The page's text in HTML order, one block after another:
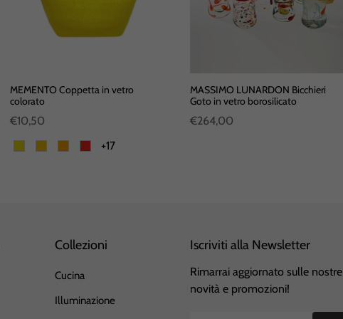
MEMENTO Coppetta in vetro
colorato
€10,50
+17
MASSIMO LUNARDON Bicchieri
Goto in vetro borosilicato
€264,00
Collezioni
Cucina
Illuminazione
Iscriviti alla Newsletter
Rimarrai aggiornato sulle nostre
novità e promozioni!